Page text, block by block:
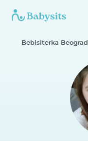
Bebisiterka Beograd